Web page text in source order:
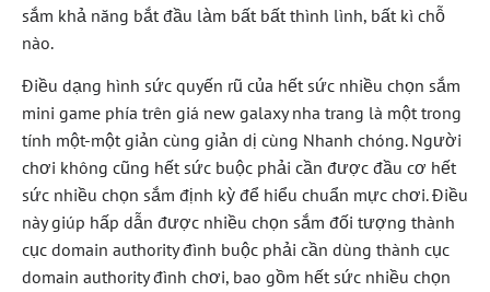
sắm khả năng bắt đầu làm bất bất thình lình, bất kì chỗ
nào.
Điều dạng hình sức quyến rũ của hết sức nhiều chọn sắm
mini game phía trên giá new galaxy nha trang là một trong
tính một-một giản cùng giản dị cùng Nhanh chóng. Người
chơi không cũng hết sức buộc phải cần được đầu cơ hết
sức nhiều chọn sắm định kỳ để hiểu chuẩn mực chơi. Điều
này giúp hấp dẫn được nhiều chọn sắm đối tượng thành
cục domain authority đình buộc phải cần dùng thành cục
domain authority đình chơi, bao gồm hết sức nhiều chọn